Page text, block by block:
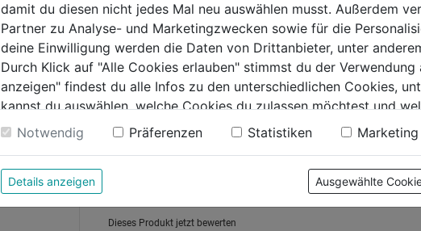
5
Sternen.
5
Sternen.
Bewertung
damit du diesen nicht jedes Mal neu auswählen musst. Außerdem
Partner zu Analyse- und Marketingzwecken sowie für die
deine Einwilligung werden die Daten von Drittanbieter, unter
Durch Klick auf "Alle Cookies erlauben" stimmst du der
anzeigen" findest du alle Infos zu den unterschiedlichen Cookies,
kannst du auswählen, welche Cookies du zulassen möchtest und
Weitere Informationen findest du in unserer Datenschutzerklärung
Notwendig Präferenzen Statistiken Marketing
Details anzeigen Ausgewählte